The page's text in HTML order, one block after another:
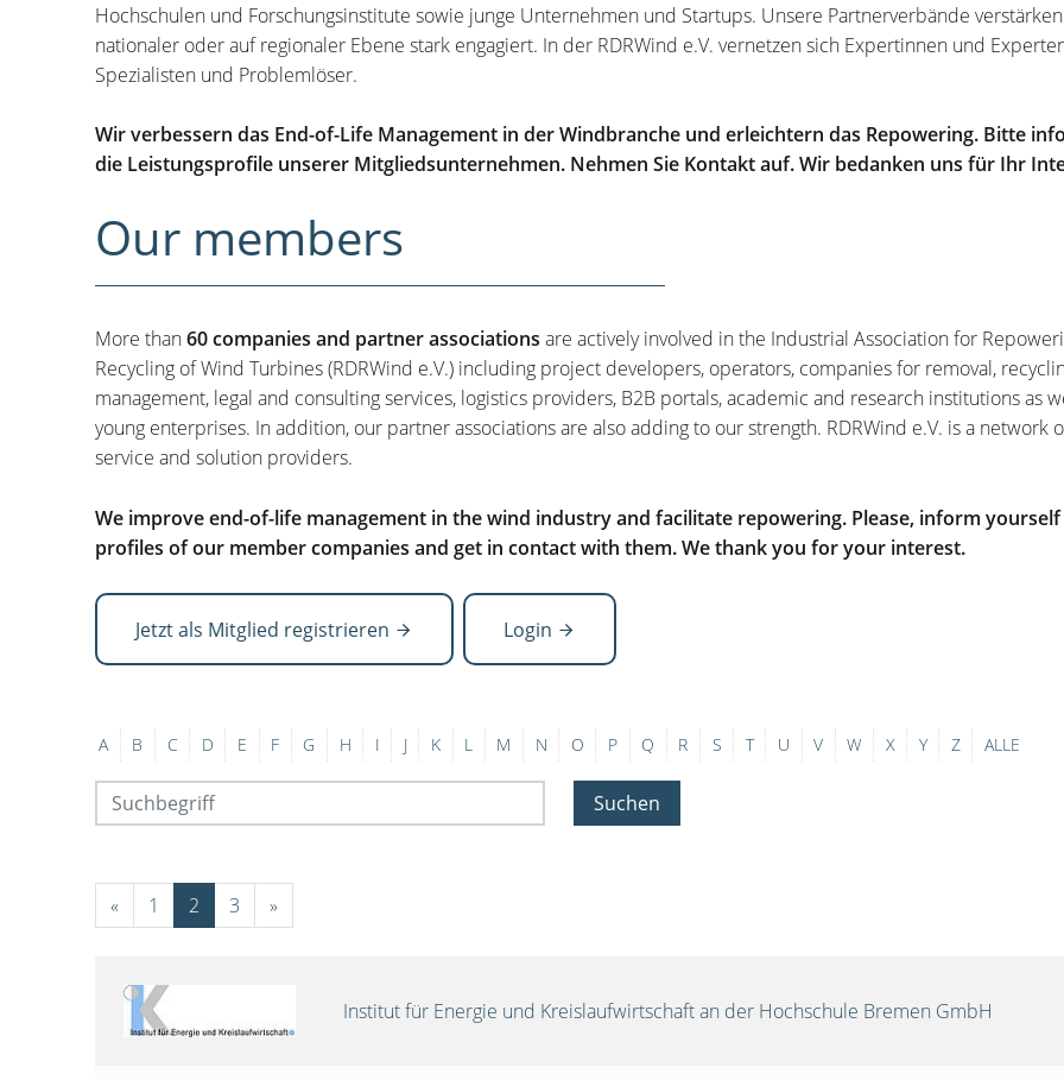
Hochschulen und Forschungsinstitute sowie junge Unternehmen und Startups. Unsere Partnerverbände
nationaler oder auf regionaler Ebene stark engagiert. In der RDRWind e.V. vernetzen sich Expertinnen und
Spezialisten und Problemlöser.
Wir verbessern das End-of-Life Management in der Windbranche und erleichtern das Repowering. Bitte
die Leistungsprofile unserer Mitgliedsunternehmen. Nehmen Sie Kontakt auf. Wir bedanken uns für Ihr
Our members
More than60 companies and partner associations are actively involved in the Industrial Association for
Recycling of Wind Turbines (RDRWind e.V.) including project developers, operators, companies for removal,
management, legal and consulting services, logistics providers, B2B portals, academic and research institutions as
young enterprises. In addition, our partner associations are also adding to our strength. RDRWind e.V. is a network
service and solution providers.
We improve end-of-life management in the wind industry and facilitate repowering. Please, inform
profiles of our member companies and get in contact with them. We thank you for your interest.
Jetzt als Mitglied registrieren Login
A B C D E F G H I J K L M N O P Q R S T U V W X Y Z ALLE
Suchen
« 1 2 3 »
Institut für Energie und Kreislaufwirtschaft an der Hochschule Bremen GmbH